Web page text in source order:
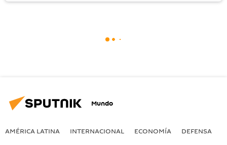
Mundo
AMÉRICA LATINA INTERNACIONAL ECONOMÍA DEFENSA